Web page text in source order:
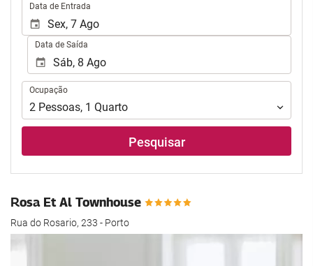
Data de Entrada
Data de Saída
Ocupação
Ocupação
2 Pessoas, 1 Quarto
Pesquisar
Rosa Et Al Townhouse
Rua do Rosario, 233 - Porto